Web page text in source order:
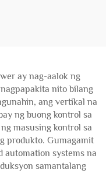
ay nag-aalok ng
nito bilang
ang vertikal na
ng buong kontrol sa
masusing kontrol sa
produkto. Gumagamit
automation systems na
samantalang